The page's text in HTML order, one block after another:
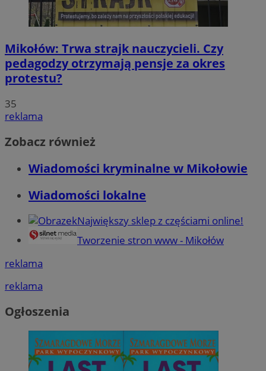
Mikołów: Trwa strajk nauczycieli. Czy
pedagodzy otrzymają pensje za okres
protestu?
35
reklama
Zobacz również
Wiadomości kryminalne w Mikołowie
Wiadomości lokalne
Największy sklep z częściami online!
Tworzenie stron www - Mikołów
reklama
reklama
Ogłoszenia